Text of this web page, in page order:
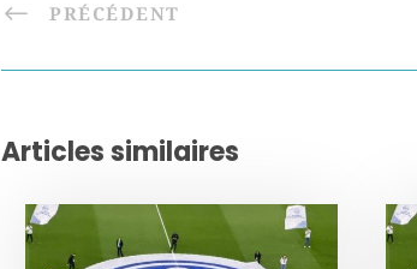
PRÉCÉDENT
Articles similaires